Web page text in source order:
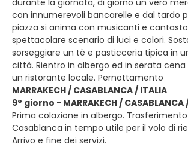
durante la giornata, di giorno un vero
con innumerevoli bancarelle e dal tardo
piazza si anima con musicanti e
spettacolare scenario di luci e colori.
sorseggiare un tè e pasticceria tipica in
città. Rientro in albergo ed in serata
un ristorante locale. Pernottamento
MARRAKECH / CASABLANCA / ITALIA
9° giorno - MARRAKECH / CASABLANCA
Prima colazione in albergo.
Casablanca in tempo utile per il volo di
Arrivo e fine dei servizi.